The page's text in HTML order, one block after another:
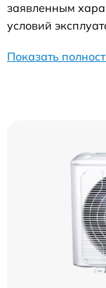
заявленным
условий
Показать